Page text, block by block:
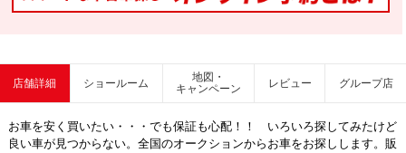
店舗詳細 ショールーム
地図・
キャンペーン
レビュー グループ店
お車を安く買いたい・・・でも保証も心配！！ いろいろ探してみたけど
良い車が見つからない。全国のオークションからお車をお探しします。販